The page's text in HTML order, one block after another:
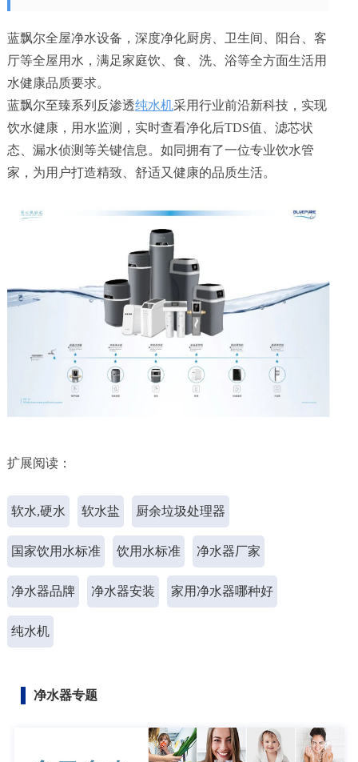
蓝飘尔全屋净水设备，深度净化厨房、卫生间、阳台、客
厅等全屋用水，满足家庭饮、食、洗、浴等全方面生活用
水健康品质要求。
蓝飘尔至臻系列反渗透纯水机采用行业前沿新科技，实现
饮水健康，用水监测，实时查看净化后TDS值、滤芯状
态、漏水侦测等关键信息。如同拥有了一位专业饮水管
家，为用户打造精致、舒适又健康的品质生活。
扩展阅读：
软水,硬水 软水盐 厨余垃圾处理器
国家饮用水标准 饮用水标准 净水器厂家
净水器品牌 净水器安装 家用净水器哪种好
纯水机
净水器专题